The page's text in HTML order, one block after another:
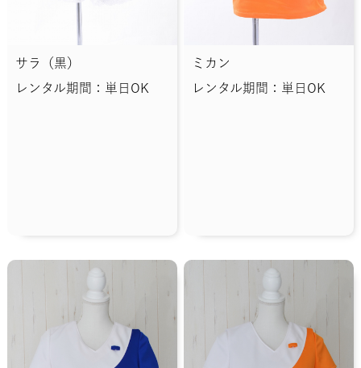
サラ（黒）
レンタル期間：単日OK
ミカン
レンタル期間：単日OK